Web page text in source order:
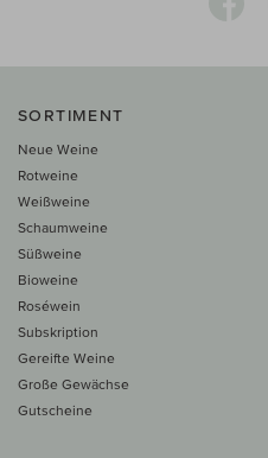
SORTIMENT
Neue Weine
Rotweine
Weißweine
Schaumweine
Süßweine
Bioweine
Roséwein
Subskription
Gereifte Weine
Große Gewächse
Gutscheine